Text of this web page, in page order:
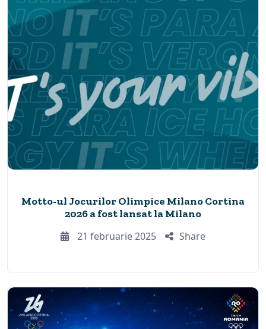
Motto-ul Jocurilor Olimpice Milano Cortina
2026 a fost lansat la Milano
21 februarie 2025
Share